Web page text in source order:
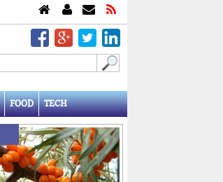
FOOD TECH